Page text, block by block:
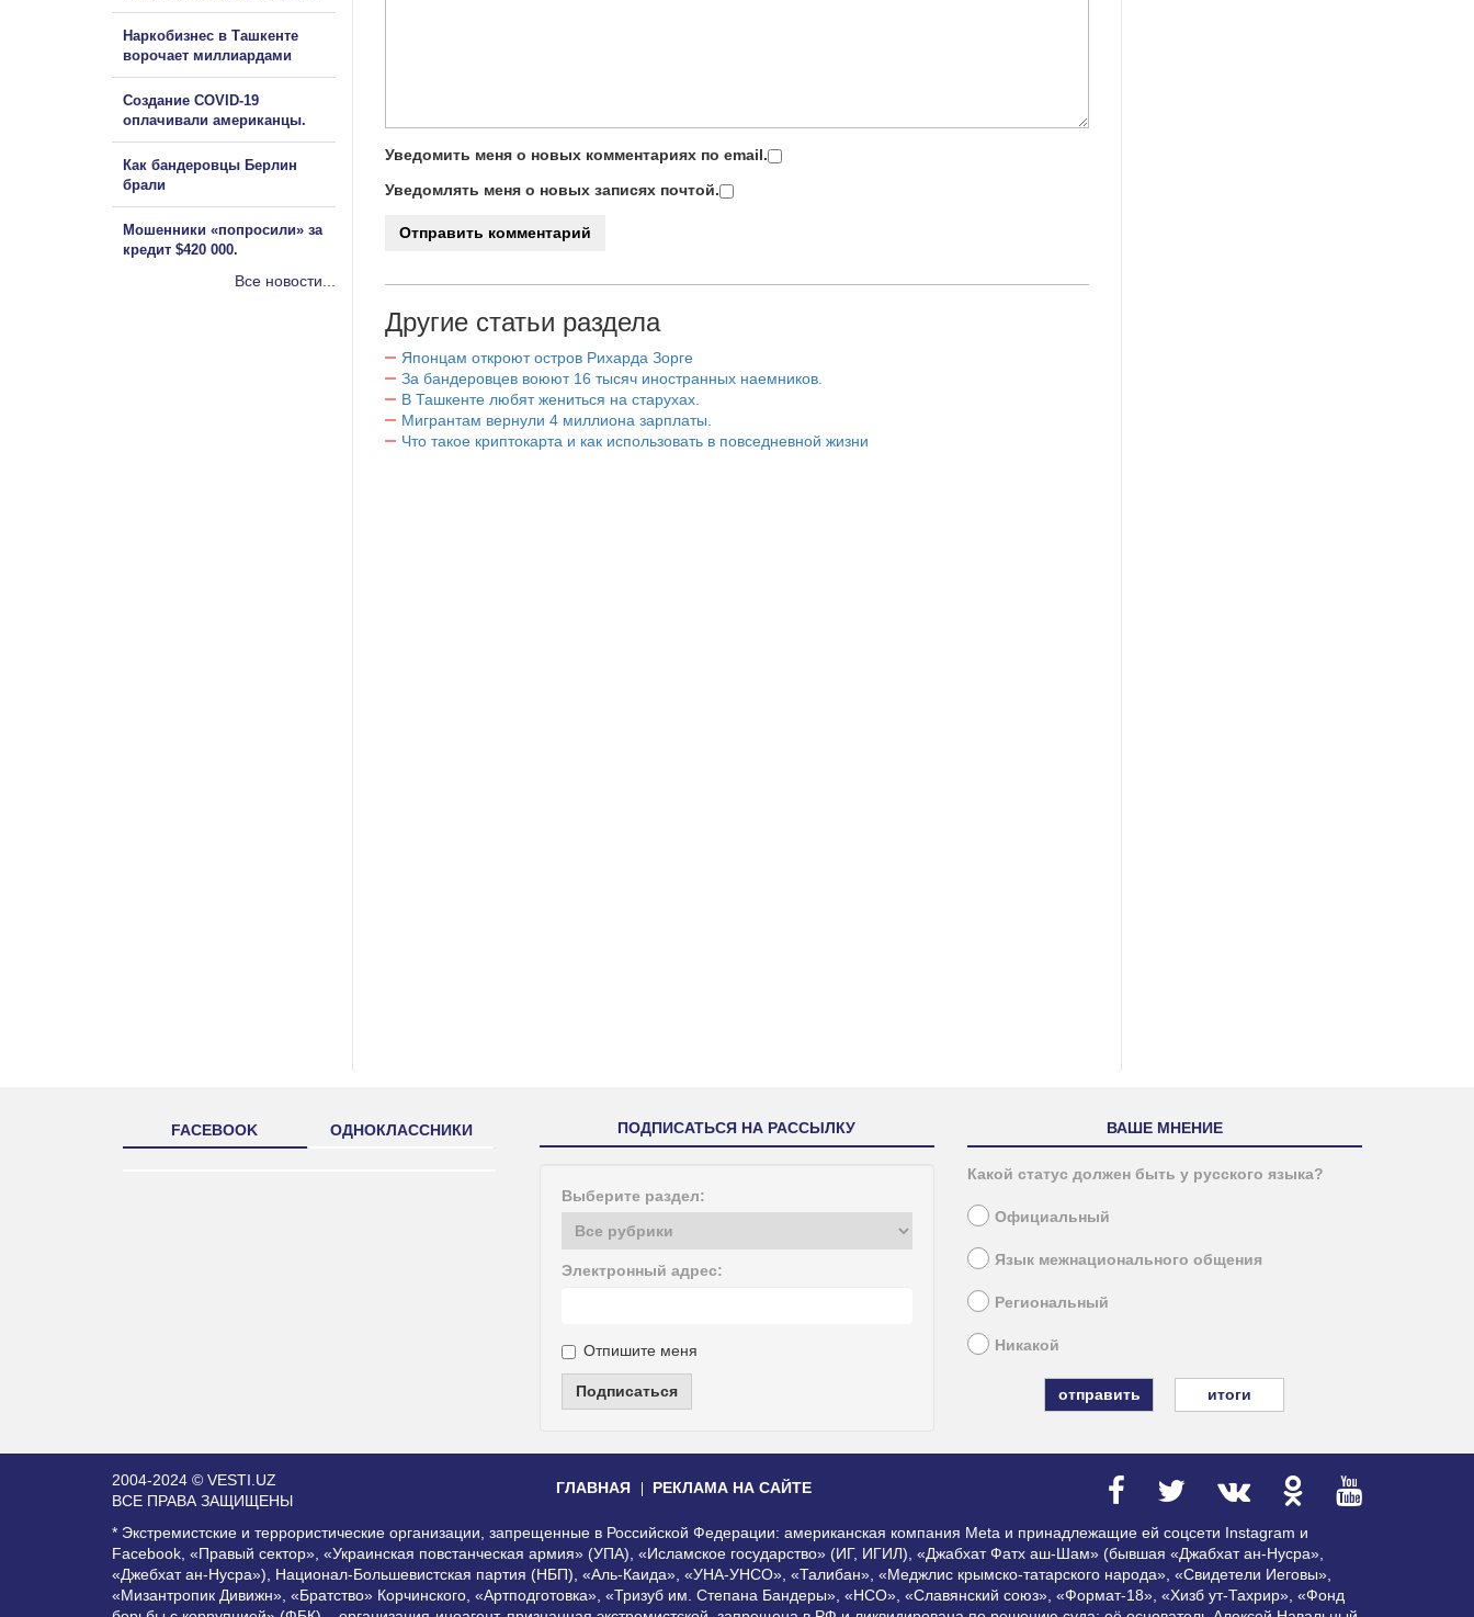
Уведомить меня о новых комментариях по email.
Уведомлять меня о новых записях почтой.
Другие статьи раздела
Японцам откроют остров Рихарда Зорге
За бандеровцев воюют 16 тысяч иностранных наемников.
В Ташкенте любят жениться на старухах.
Мигрантам вернули 4 миллиона зарплаты.
Что такое криптокарта и как использовать в повседневной жизни
Наркобизнес в Ташкенте
ворочает миллиардами
Создание COVID-19
оплачивали американцы.
Как бандеровцы Берлин
брали
Мошенники «попросили» за
кредит $420 000.
Все новости...
FACEBOOK ОДНОКЛАССНИКИ ПОДПИСАТЬСЯ НА РАССЫЛКУ
Выберите раздел:
Электронный адрес:
Отпишите меня
Подписаться
ВАШЕ МНЕНИЕ
Какой статус должен быть у русского языка?
Официальный
Язык межнационального общения
Региональный
Никакой
итоги
2004-2024 © VESTI.UZ
ВСЕ ПРАВА ЗАЩИЩЕНЫ
ГЛАВНАЯ РЕКЛАМА НА САЙТЕ
* Экстремистские и террористические организации, запрещенные в Российской Федерации: американская компания Meta и принадлежащие ей соцсети Instagram и
Facebook, «Правый сектор», «Украинская повстанческая армия» (УПА), «Исламское государство» (ИГ, ИГИЛ), «Джабхат Фатх аш-Шам» (бывшая «Джабхат ан-Нусра»,
«Джебхат ан-Нусра»), Национал-Большевистская партия (НБП), «Аль-Каида», «УНА-УНСО», «Талибан», «Меджлис крымско-татарского народа», «Свидетели Иеговы»,
«Мизантропик Дивижн», «Братство» Корчинского, «Артподготовка», «Тризуб им. Степана Бандеры», «НСО», «Славянский союз», «Формат-18», «Хизб ут-Тахрир», «Фонд